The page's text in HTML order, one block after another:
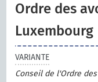
Ordre des
Luxembourg
VARIANTE
Conseil de l'Ordre